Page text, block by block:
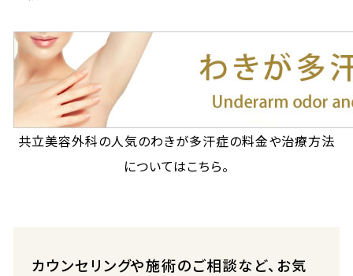
共立美容外科の人気のわきが多汗症の料金や治療方法
についてはこちら。
カウンセリングや施術のご相談など、お気